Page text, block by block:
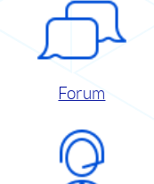
Forum